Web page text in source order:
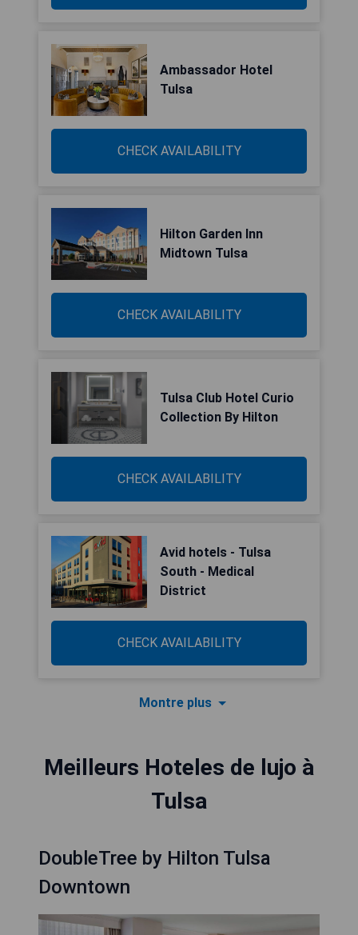
Ambassador Hotel
Tulsa
CHECK AVAILABILITY
Hilton Garden Inn
Midtown Tulsa
CHECK AVAILABILITY
Tulsa Club Hotel Curio
Collection By Hilton
CHECK AVAILABILITY
Avid hotels - Tulsa
South - Medical
District
CHECK AVAILABILITY
Montre plus
Meilleurs Hoteles de lujo à
Tulsa
DoubleTree by Hilton Tulsa
Downtown